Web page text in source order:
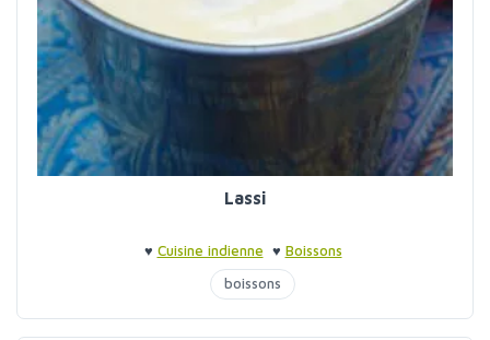
Lassi
♥ Cuisine indienne ♥ Boissons
boissons